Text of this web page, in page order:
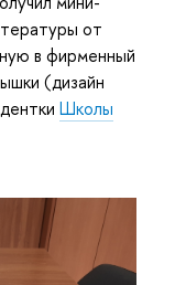
от
в фирменный
(дизайн
Школы